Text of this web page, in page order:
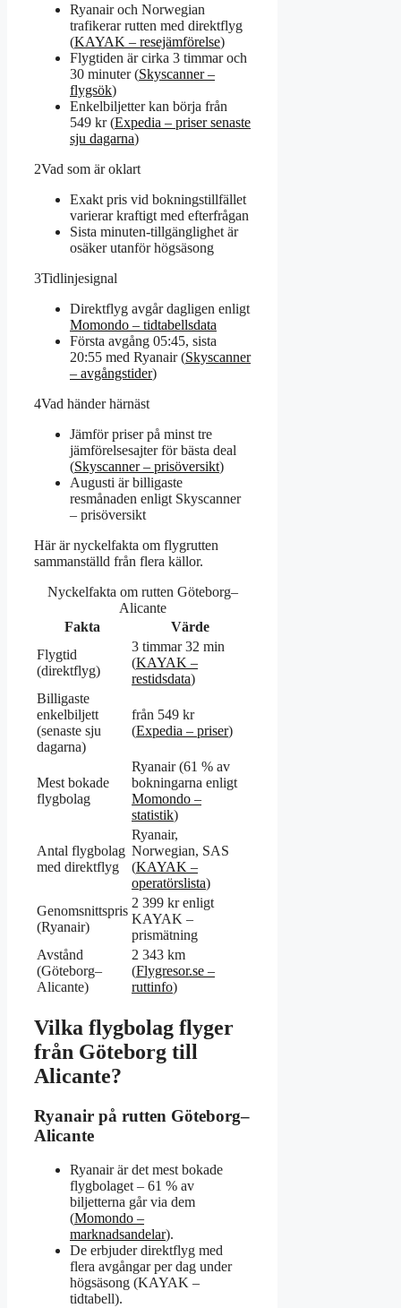
Ryanair och Norwegian
trafikerar rutten med direktflyg
(KAYAK – resejämförelse)
Flygtiden är cirka 3 timmar och
30 minuter (Skyscanner –
flygsök)
Enkelbiljetter kan börja från
549 kr (Expedia – priser senaste
sju dagarna)
2Vad som är oklart
Exakt pris vid bokningstillfället
varierar kraftigt med efterfrågan
Sista minuten-tillgänglighet är
osäker utanför högsäsong
3Tidlinjesignal
Direktflyg avgår dagligen enligt
Momondo – tidtabellsdata
Första avgång 05:45, sista
20:55 med Ryanair (Skyscanner
– avgångstider)
4Vad händer härnäst
Jämför priser på minst tre
jämförelsesajter för bästa deal
(Skyscanner – prisöversikt)
Augusti är billigaste
resmånaden enligt Skyscanner
– prisöversikt
Här är nyckelfakta om flygrutten
sammanställd från flera källor.
Nyckelfakta om rutten Göteborg–
Alicante
Fakta
Värde
Flygtid
(direktflyg)
3 timmar 32 min
(KAYAK –
restidsdata)
Billigaste
enkelbiljett
(senaste sju
dagarna)
från 549 kr
(Expedia – priser)
Mest bokade
flygbolag
Ryanair (61 % av
bokningarna enligt
Momondo –
statistik)
Antal flygbolag
med direktflyg
Ryanair,
Norwegian, SAS
(KAYAK –
operatörslista)
Genomsnittspris
(Ryanair)
2 399 kr enligt
KAYAK –
prismätning
Avstånd
(Göteborg–
Alicante)
2 343 km
(Flygresor.se –
ruttinfo)
Vilka flygbolag flyger
från Göteborg till
Alicante?
Ryanair på rutten Göteborg–
Alicante
Ryanair är det mest bokade
flygbolaget – 61 % av
biljetterna går via dem
(Momondo –
marknadsandelar).
De erbjuder direktflyg med
flera avgångar per dag under
högsäsong (KAYAK –
tidtabell).